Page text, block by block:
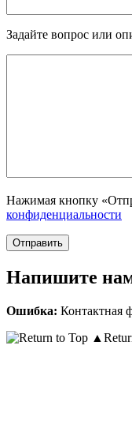
Задайте вопрос или
Нажимая кнопку
конфиденциальности
Напишите
Ошибка: Контактная